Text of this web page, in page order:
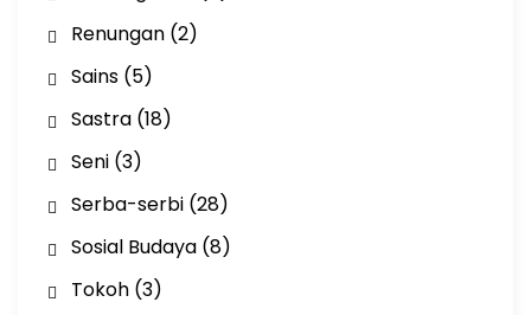
Renungan(2)
Sains(5)
Sastra(18)
Seni(3)
Serba-serbi(28)
Sosial Budaya(8)
Tokoh(3)